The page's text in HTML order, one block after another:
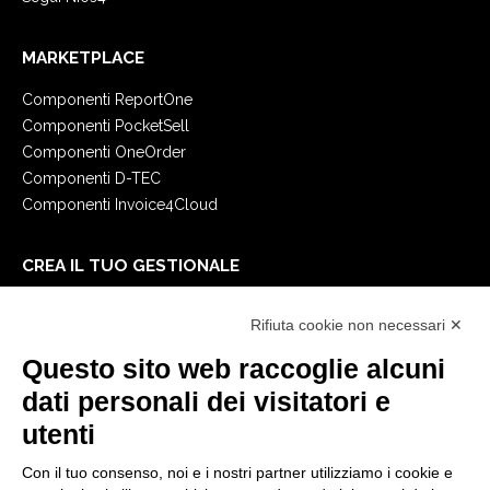
MARKETPLACE
Componenti ReportOne
Componenti PocketSell
Componenti OneOrder
Componenti D-TEC
Componenti Invoice4Cloud
CREA IL TUO GESTIONALE
E-Book
Blog
NOTE LEGALI
Rifiuta cookie non necessari ✕
Questo sito web raccoglie alcuni
dati personali dei visitatori e
utenti
Con il tuo consenso, noi e i nostri partner utilizziamo i cookie e